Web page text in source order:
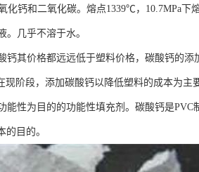
钙和二氧化碳。熔点1339℃，10.7MPa下
几乎不溶于水。
其价格都远远低于塑料价格，碳酸钙的添
阶段，添加碳酸钙以降低塑料的成本为主
性为目的的功能性填充剂。碳酸钙是PVC
目的。